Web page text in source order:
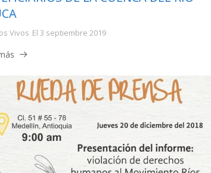
Vivos El 3 septiembre 2019